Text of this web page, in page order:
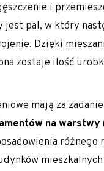
i
jest pal, w który
Dzięki
zostaje ilość
mają za zadanie
na warstwy
różnego